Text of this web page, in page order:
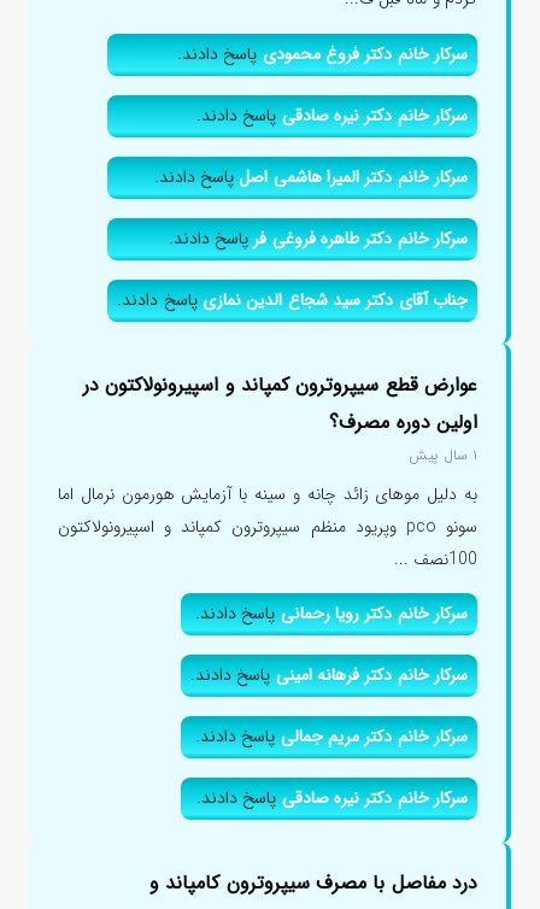
سرکار خانم دکتر فروغ محمودیپاسخ دادند.
سرکار خانم دکتر نیره صادقیپاسخ دادند.
سرکار خانم دکتر المیرا هاشمی اصلپاسخ دادند.
سرکار خانم دکتر طاهره فروغی فرپاسخ دادند.
جناب آقای دکتر سید شجاع الدین نمازیپاسخ دادند.
عوارض قطع سیپروترون کمپاند و اسپیرونولاکتون در
اولین دوره مصرف؟
۱ سال پیش
به دلیل موهای زائد چانه و سینه با آزمایش هورمون نرمال اما
سونو pco وپریود منظم سیپروترون کمپاند و اسپیرونولاکتون
100نصف ...
سرکار خانم دکتر رویا رحمانیپاسخ دادند.
سرکار خانم دکتر فرهانه امینیپاسخ دادند.
سرکار خانم دکتر مریم جمالیپاسخ دادند.
سرکار خانم دکتر نیره صادقیپاسخ دادند.
درد مفاصل با مصرف سیپروترون کامپاند و